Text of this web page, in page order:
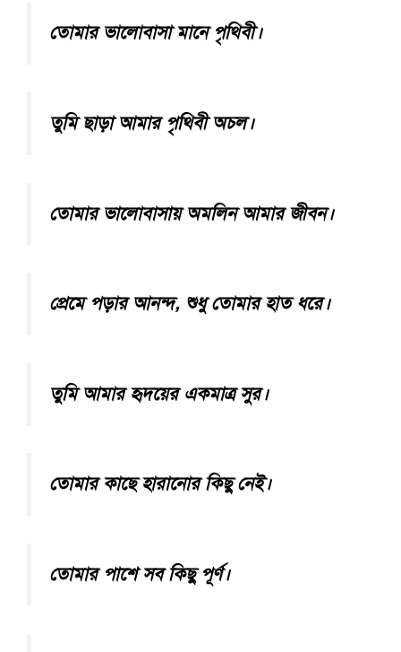
তোমার ভালোবাসা মানে পৃথিবী।
তুমি ছাড়া আমার পৃথিবী অচল।
তোমার ভালোবাসায় অমলিন আমার জীবন।
প্রেমে পড়ার আনন্দ, শুধু তোমার হাত ধরে।
তুমি আমার হৃদয়ের একমাত্র সুর।
তোমার কাছে হারানোর কিছু নেই।
তোমার পাশে সব কিছু পূর্ণ।